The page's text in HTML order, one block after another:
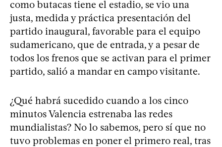
como butacas tiene el estadio, se vio una
justa, medida y práctica presentación del
partido inaugural, favorable para el equipo
sudamericano, que de entrada, y a pesar de
todos los frenos que se activan para el primer
partido, salió a mandar en campo visitante.
¿Qué habrá sucedido cuando a los cinco
minutos Valencia estrenaba las redes
mundialistas? No lo sabemos, pero sí que no
tuvo problemas en poner el primero real, tras